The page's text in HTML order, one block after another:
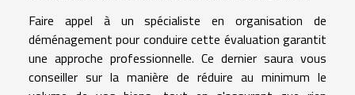
Faire appel à un spécialiste en organisation de
déménagement pour conduire cette évaluation garantit
une approche professionnelle. Ce dernier saura vous
conseiller sur la manière de réduire au minimum le